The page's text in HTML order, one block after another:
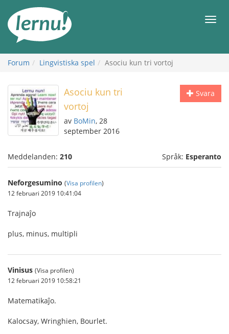
sidans
innehåll
Meny
Forum Lingvistiska spel Asociu kun tri vortoj
Svara
Asociu kun tri
vortoj
av BoMin, 28
september 2016
Meddelanden: 210 Språk: Esperanto
Neforgesumino (Visa profilen)
12 februari 2019 10:41:04
Trajnaĵo
plus, minus, multipli
Vinisus (Visa profilen)
12 februari 2019 10:58:21
Matematikaĵo.
Kalocsay, Wringhien, Bourlet.